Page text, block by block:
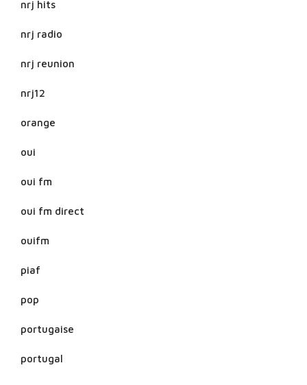
nrj hits
nrj radio
nrj reunion
nrj12
orange
oui
oui fm
oui fm direct
ouifm
piaf
pop
portugaise
portugal